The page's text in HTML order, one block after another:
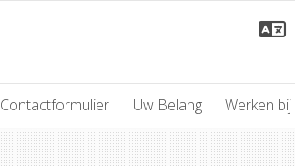
Contactformulier Uw Belang Werken bij